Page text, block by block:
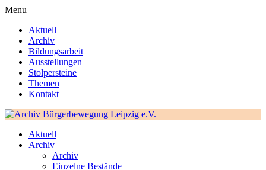
Menu
Aktuell
Archiv
Bildungsarbeit
Ausstellungen
Stolpersteine
Themen
Kontakt
Aktuell
Archiv
Archiv
Einzelne Bestände